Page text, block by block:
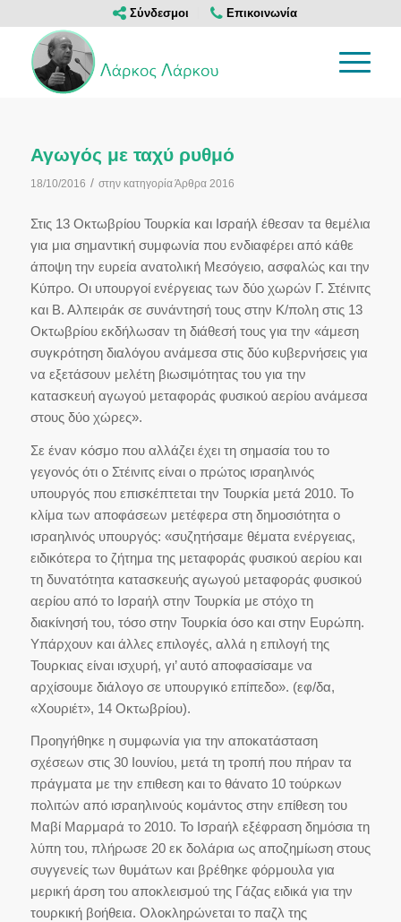
Σύνδεσμοι Επικοινωνία
Αγωγός με ταχύ ρυθμό
18/10/2016 / στην κατηγορίαΆρθρα 2016
Στις 13 Οκτωβρίου Τουρκία και Ισραήλ έθεσαν τα θεμέλια
για μια σημαντική συμφωνία που ενδιαφέρει από κάθε
άποψη την ευρεία ανατολική Μεσόγειο, ασφαλώς και την
Κύπρο. Οι υπουργοί ενέργειας των δύο χωρών Γ. Στέινιτς
και Β. Αλπειράκ σε συνάντησή τους στην Κ/πολη στις 13
Οκτωβρίου εκδήλωσαν τη διάθεσή τους για την «άμεση
συγκρότηση διαλόγου ανάμεσα στις δύο κυβερνήσεις για
να εξετάσουν μελέτη βιωσιμότητας του για την
κατασκευή αγωγού μεταφοράς φυσικού αερίου ανάμεσα
στους δύο χώρες».
Σε έναν κόσμο που αλλάζει έχει τη σημασία του το
γεγονός ότι ο Στέινιτς είναι ο πρώτος ισραηλινός
υπουργός που επισκέπτεται την Τουρκία μετά 2010. Το
κλίμα των αποφάσεων μετέφερα στη δημοσιότητα ο
ισραηλινός υπουργός: «συζητήσαμε θέματα ενέργειας,
ειδικότερα το ζήτημα της μεταφοράς φυσικού αερίου και
τη δυνατότητα κατασκευής αγωγού μεταφοράς φυσικού
αερίου από το Ισραήλ στην Τουρκία με στόχο τη
διακίνησή του, τόσο στην Τουρκία όσο και στην Ευρώπη.
Υπάρχουν και άλλες επιλογές, αλλά η επιλογή της
Τουρκιας είναι ισχυρή, γι’ αυτό αποφασίσαμε να
αρχίσουμε διάλογο σε υπουργικό επίπεδο». (εφ/δα,
«Χουριέτ», 14 Οκτωβρίου).
Προηγήθηκε η συμφωνία για την αποκατάσταση
σχέσεων στις 30 Ιουνίου, μετά τη τροπή που πήραν τα
πράγματα με την επιθεση και το θάνατο 10 τούρκων
πολιτών από ισραηλινούς κομάντος στην επίθεση του
Μαβί Μαρμαρά το 2010. Το Ισραήλ εξέφραση δημόσια τη
λύπη του, πλήρωσε 20 εκ δολάρια ως αποζημίωση στους
συγγενείς των θυμάτων και βρέθηκε φόρμουλα για
μερική άρση του αποκλεισμού της Γάζας ειδικά για την
τουρκική βοήθεια. Ολοκληρώνεται το παζλ της